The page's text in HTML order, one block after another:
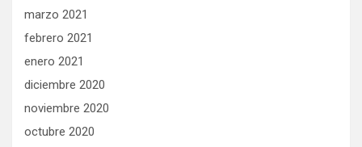
marzo 2021
febrero 2021
enero 2021
diciembre 2020
noviembre 2020
octubre 2020